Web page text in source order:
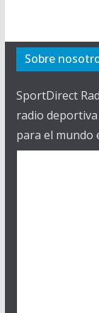
Sobre
SportDirect
radio
para el mundo